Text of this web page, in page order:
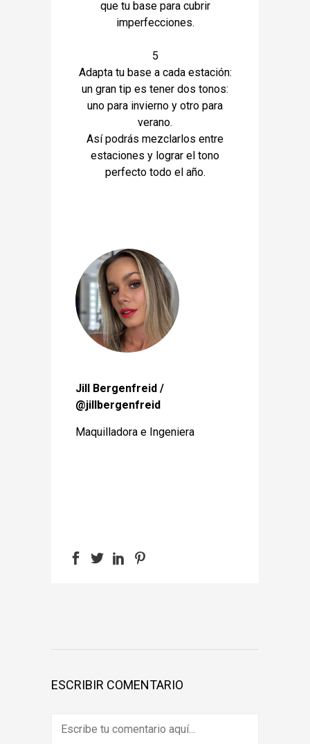
que tu base para cubrir
imperfecciones.
5
Adapta tu base a cada estación:
un gran tip es tener dos tonos:
uno para invierno y otro para
verano.
Así podrás mezclarlos entre
estaciones y lograr el tono
perfecto todo el año.
Jill Bergenfreid /
@jillbergenfreid
Maquilladora e Ingeniera
ESCRIBIR COMENTARIO